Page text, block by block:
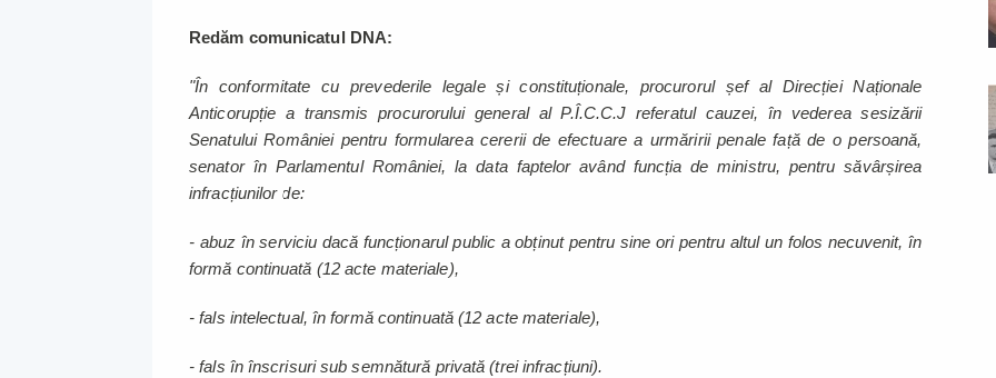
Redăm comunicatul DNA:
"În conformitate cu prevederile legale și constituționale, procurorul șef al Direcției Naționale
Anticorupție a transmis procurorului general al P.Î.C.C.J referatul cauzei, în vederea sesizării
Senatului României pentru formularea cererii de efectuare a urmăririi penale față de o persoană,
senator în Parlamentul României, la data faptelor având funcția de ministru, pentru săvârșirea
infracțiunilor de:
- abuz în serviciu dacă funcționarul public a obținut pentru sine ori pentru altul un folos necuvenit, în
formă continuată (12 acte materiale),
- fals intelectual, în formă continuată (12 acte materiale),
- fals în înscrisuri sub semnătură privată (trei infracțiuni).